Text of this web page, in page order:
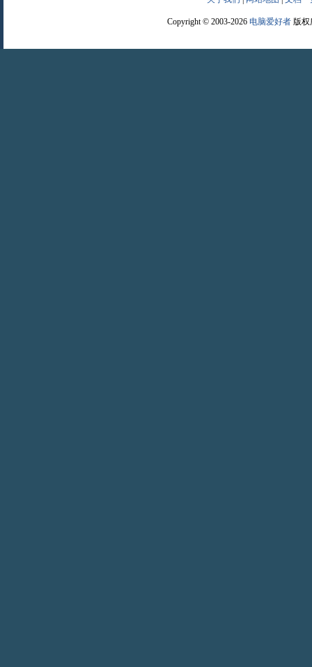
Copyright © 2003-2026 电脑爱好者版权